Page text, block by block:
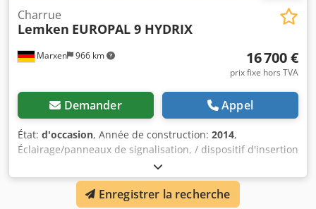
Marxen 966 km
Charrue
Lemken EUROPAL 9 HYDRIX
16 700 €
prix fixe hors TVA
Demander Appel
État: d'occasion, Année de construction: 2014,
Éclairage/panneaux de signalisation, / dispositif d'insertion
de paille / _____ / banderoleurs, / système de pressage
Fixpack avec rouleau à barres intégré, / / sécurisation
contre les pierres hydraulique, / déflecteurs de paille, /
Enregistrer la recherche